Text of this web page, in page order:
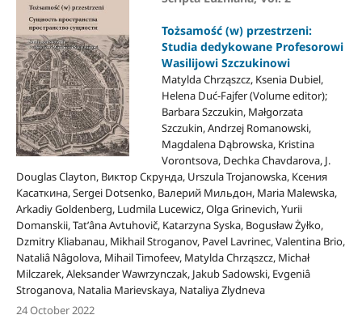
Tożsamość (w) przestrzeni:
Studia dedykowane Profesorowi
Wasilijowi Szczukinowi
Matylda Chrząszcz, Ksenia Dubiel,
Helena Duć-Fajfer (Volume editor);
Barbara Szczukin, Małgorzata
Szczukin, Andrzej Romanowski,
Magdalena Dąbrowska, Kristina
Vorontsova, Dechka Chavdarova, J.
Douglas Clayton, Виктор Скрунда, Urszula Trojanowska, Ксения
Касаткина, Sergei Dotsenko, Валерий Мильдон, Maria Malewska,
Arkadiy Goldenberg, Ludmila Lucewicz, Olga Grinevich, Yurii
Domanskii, Tatʹâna Avtuhovič, Katarzyna Syska, Bogusław Żyłko,
Dzmitry Kliabanau, Mikhail Stroganov, Pavel Lavrinec, Valentina Brio,
Nataliâ Nâgolova, Mihail Timofeev, Matylda Chrząszcz, Michał
Milczarek, Aleksander Wawrzynczak, Jakub Sadowski, Evgeniâ
Stroganova, Natalia Marievskaya, Nataliya Zlydneva
24 October 2022